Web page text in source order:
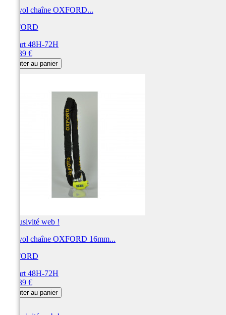
Antivol chaîne OXFORD...
OXFORD
Départ 48H-72H
173,39 €
Ajouter au panier
Exclusivité web !
Antivol chaîne OXFORD 16mm...
OXFORD
Départ 48H-72H
173,39 €
Ajouter au panier